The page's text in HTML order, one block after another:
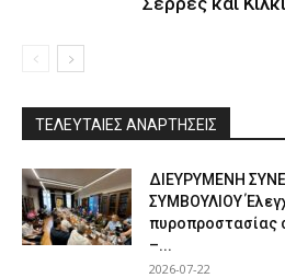
ΤΕΛΕΥΤΑΙΕΣ ΑΝΑΡΤΗΣΕΙΣ
ΔΙΕΥΡΥΜΕΝΗ
ΣΥΜΒΟΥΛΙΟΥ
πυροπροστασίας
–...
2026-07-22